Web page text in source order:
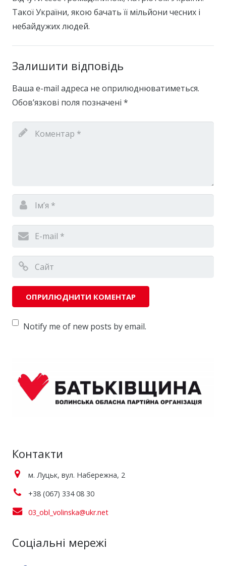
Такої України, якою бачать її мільйони чесних і
небайдужих людей.
Залишити відповідь
Ваша e-mail адреса не оприлюднюватиметься.
Обов’язкові поля позначені *
Notify me of new posts by email.
Контакти
м. Луцьк, вул. Набережна, 2
+38 (067) 334 08 30
03_obl_volinska@ukr.net
Соціальні мережі